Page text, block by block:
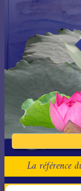
bracelet
La référence